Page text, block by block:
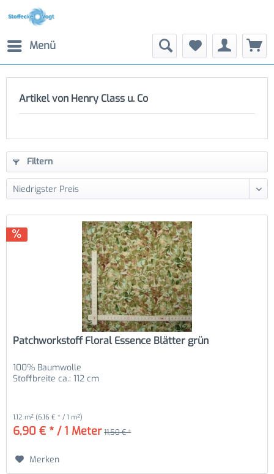
Menü
Artikel von Henry Class u. Co
Filtern
Patchworkstoff Floral Essence Blätter grün
100% Baumwolle
Stoffbreite ca.: 112 cm
1.12 m² (6,16 € * / 1 m²)
6,90 € * / 1 Meter 11,50 € *
Merken